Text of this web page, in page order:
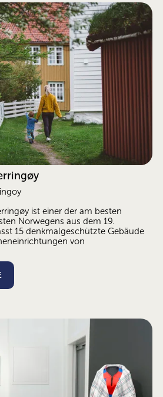
ist einer der am besten
Norwegens aus dem 19.
15 denkmalgeschützte Gebäude
von